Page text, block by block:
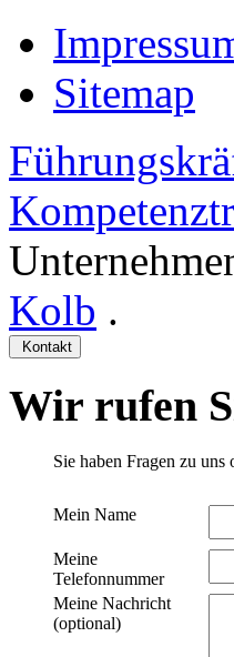
Sitemap
Kolb .
Kontakt
Wir rufen
Sie haben Fragen zu
Mein Name
Meine
Telefonnummer
Meine Nachricht
(optional)